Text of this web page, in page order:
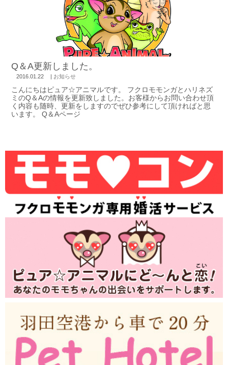
Q＆A更新しました。
2016.01.22 | お知らせ
こんにちはピュア☆アニマルです。 フクロモモンガとハリネズ
ミのQ＆Aの情報を更新致しました。お客様からお問い合わせ頂
く内容も随時、更新をしますのでぜひ参考にして頂ければと思
います。 Q＆Aページ